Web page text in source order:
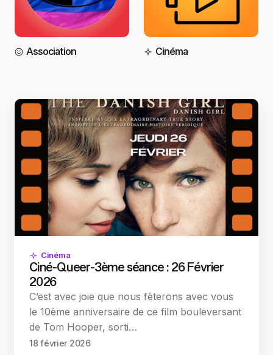
Association Cinéma
Cinéma
Ciné-Queer-3ème séance : 26 Février
2026
C’est avec joie que nous fêterons avec vous
le 10ème anniversaire de ce film bouleversant
de Tom Hooper, sorti…
18 février 2026